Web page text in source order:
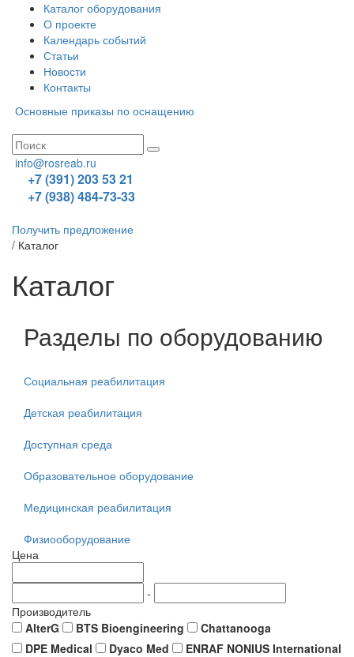
Каталог оборудования
О проекте
Календарь событий
Статьи
Новости
Контакты
Основные приказы по оснащению
info@rosreab.ru
+7 (391) 203 53 21
+7 (938) 484-73-33
Получить предложение
/ Каталог
Каталог
Разделы по оборудованию
Социальная реабилитация
Детская реабилитация
Доступная среда
Образовательное оборудование
Медицинская реабилитация
Физиооборудование
Цена
-
Производитель
AlterG
BTS Bioengineering
Chattanooga
DPE Medical
Dyaco Med
ENRAF NONIUS International